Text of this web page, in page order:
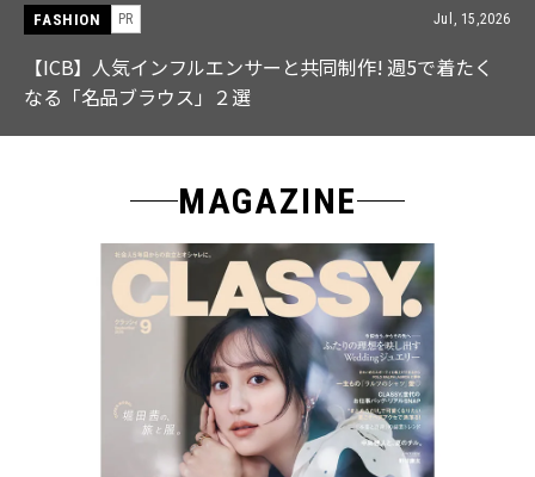
FASHION PR Jul, 15,2026
【ICB】人気インフルエンサーと共同制作! 週5で着たく
なる「名品ブラウス」２選
MAGAZINE